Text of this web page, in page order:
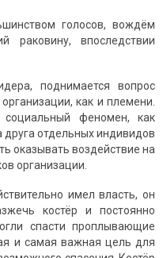
голосов, вождём
впоследствии
поднимается вопрос
как и племени.
феномен, как
друга отдельных индивидов
оказывать воздействие на
организации.
имел власть, он
костёр и постоянно
спасти проплывающие
и самая важная цель для